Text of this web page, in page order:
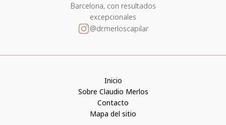
Barcelona, con resultados
excepcionales
@dr.merloscapilar
Inicio
Sobre Claudio Merlos
Contacto
Mapa del sitio